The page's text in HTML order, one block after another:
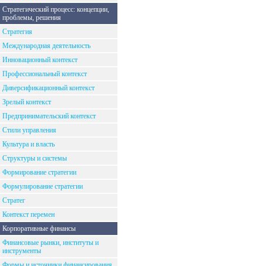
Стратегический процесс: концепции,
проблемы, решения
Стратегия
Международная деятельность
Инновационный контекст
Профессиональный контекст
Диверсификационный контекст
Зрелый контекст
Предпринимательский контекст
Стили управления
Культура и власть
Структуры и системы
Формирование стратегии
Формулирование стратегии
Стратег
Контекст перемен
Корпоративные финансы
Финансовые рынки, институты и
инструменты